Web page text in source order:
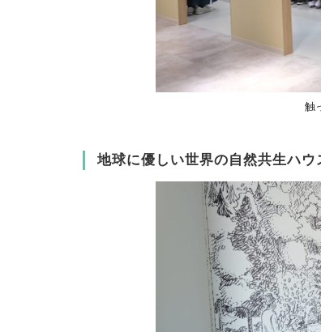
触
地球に優しい世界の自然共生ハウ